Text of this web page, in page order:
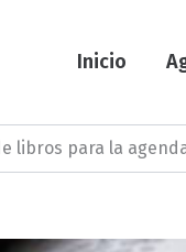
Inicio
libros para la